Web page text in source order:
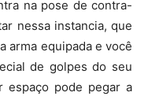
na pose de contra-
nessa instancia, que
arma equipada e você
de golpes do seu
espaço pode pegar a